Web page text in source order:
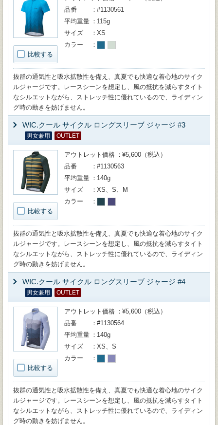
比較する
品番
#1130561
平均重量
115g
サイズ
XS
カラー
抜群の通気性と吸水拡散性を備え、真夏でも快適な着心地のサイク
ルジャージです。レースシーンを想定し、風の抵抗を減らすタイト
なシルエットながら、ストレッチ性に優れているので、ライディン
グ時の動きを妨げません。
WIC.クール サイクル ロングスリーブ ジャージ #3
男女兼用 OUTLET
比較する
アウトレット価格
¥5,600（税込）
品番
#1130563
平均重量
140g
サイズ
XS、S、M
カラー
抜群の通気性と吸水拡散性を備え、真夏でも快適な着心地のサイク
ルジャージです。レースシーンを想定し、風の抵抗を減らすタイト
なシルエットながら、ストレッチ性に優れているので、ライディン
グ時の動きを妨げません。
WIC.クール サイクル ロングスリーブ ジャージ #4
男女兼用 OUTLET
比較する
アウトレット価格
¥5,600（税込）
品番
#1130564
平均重量
140g
サイズ
XS、S
カラー
抜群の通気性と吸水拡散性を備え、真夏でも快適な着心地のサイク
ルジャージです。レースシーンを想定し、風の抵抗を減らすタイト
なシルエットながら、ストレッチ性に優れているので、ライディン
グ時の動きを妨げません。